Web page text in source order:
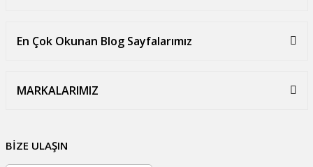
En Çok Okunan Blog Sayfalarımız
MARKALARIMIZ
BİZE ULAŞIN